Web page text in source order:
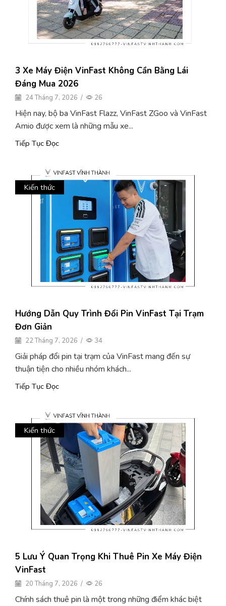
3 Xe Máy Điện VinFast Không Cần Bằng Lái
Đáng Mua 2026
24 Tháng 7, 2026 / 26
Hiện nay, bộ ba VinFast Flazz, VinFast ZGoo và VinFast
Amio được xem là những mẫu xe...
Tiếp Tục Đọc
Kiến thức
Hướng Dẫn Quy Trình Đổi Pin VinFast Tại Trạm
Đơn Giản
22 Tháng 7, 2026 / 34
Giải pháp đổi pin tại trạm của VinFast mang đến sự
thuận tiện cho nhiều nhóm khách...
Tiếp Tục Đọc
Kiến thức
5 Lưu Ý Quan Trọng Khi Thuê Pin Xe Máy Điện
VinFast
20 Tháng 7, 2026 / 26
Chính sách thuê pin là một trong những điểm khác biệt